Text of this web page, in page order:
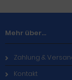
Mehr über...
Zahlung &
Kontakt